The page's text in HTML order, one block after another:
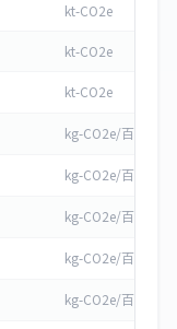
kt-CO2e
kt-CO2e
kt-CO2e
kg-CO2e/百万円
kg-CO2e/百万円
kg-CO2e/百万円
kg-CO2e/百万円
kg-CO2e/百万円